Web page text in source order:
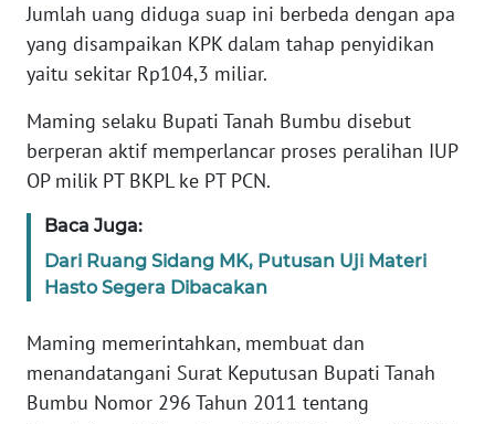
Jumlah uang diduga suap ini berbeda dengan apa
yang disampaikan KPK dalam tahap penyidikan
yaitu sekitar Rp104,3 miliar.
Maming selaku Bupati Tanah Bumbu disebut
berperan aktif memperlancar proses peralihan IUP
OP milik PT BKPL ke PT PCN.
Baca Juga:
Dari Ruang Sidang MK, Putusan Uji Materi
Hasto Segera Dibacakan
Maming memerintahkan, membuat dan
menandatangani Surat Keputusan Bupati Tanah
Bumbu Nomor 296 Tahun 2011 tentang
WN
JAKARTA
WN
BANTEN
WN
KEPRI